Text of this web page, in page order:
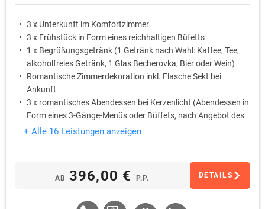
3 x Unterkunft im Komfortzimmer
3 x Frühstück in Form eines reichhaltigen Büfetts
1 x Begrüßungsgetränk (1 Getränk nach Wahl: Kaffee, Tee,
alkoholfreies Getränk, 1 Glas Becherovka, Bier oder Wein)
Romantische Zimmerdekoration inkl. Flasche Sekt bei
Ankunft
3 x romantisches Abendessen bei Kerzenlicht (Abendessen in
Form eines 3-Gänge-Menüs oder Büffets, nach Angebot des
Chefkochs) inkl. Flasche Hauswein (eine Flasche pro Paar)
+ Alle 16 Leistungen anzeigen
AB 396,00 € P.P. DETAILS